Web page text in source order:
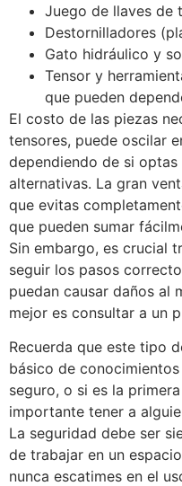
Juego de llaves de
Destornilladores
Gato hidráulico y
Tensor y
que pueden
El costo de las piezas
tensores, puede oscilar
dependiendo de si
alternativas. La gran
que evitas
que pueden sumar
Sin embargo, es crucial
seguir los pasos
puedan causar daños al
mejor es consultar a un
Recuerda que este tipo
básico de
seguro, o si es la
importante tener a
La seguridad debe ser
de trabajar en un
nunca escatimes en el